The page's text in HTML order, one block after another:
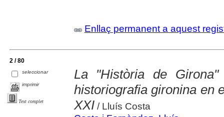
Enllaç permanent a aquest
2 / 80
seleccionar
imprimir
Text complet
La "Història de
historiografia gironina en
XXI / Lluís Costa